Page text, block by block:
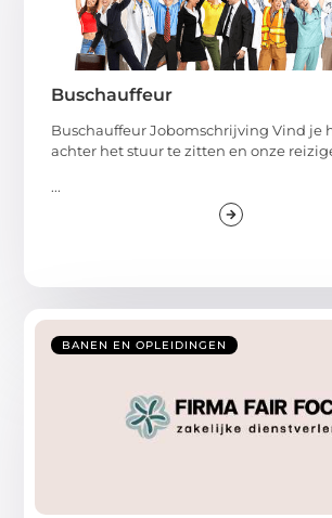
Buschauffeur
Buschauffeur Jobomschrijving Vind je
achter het stuur te zitten en onze
...
BANEN EN OPLEIDINGEN